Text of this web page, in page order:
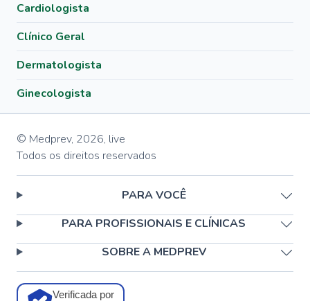
Cardiologista
Clínico Geral
Dermatologista
Ginecologista
© Medprev, 2026, live
Todos os direitos reservados
PARA VOCÊ
PARA PROFISSIONAIS E CLÍNICAS
SOBRE A MEDPREV
Verificada por